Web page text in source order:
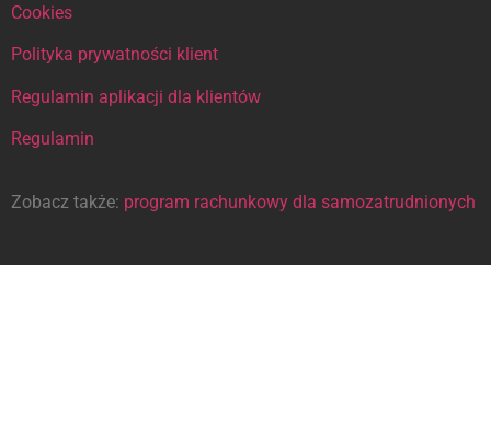
Cookies
Polityka prywatności klient
Regulamin aplikacji dla klientów
Regulamin
Zobacz także: program rachunkowy dla samozatrudnionych